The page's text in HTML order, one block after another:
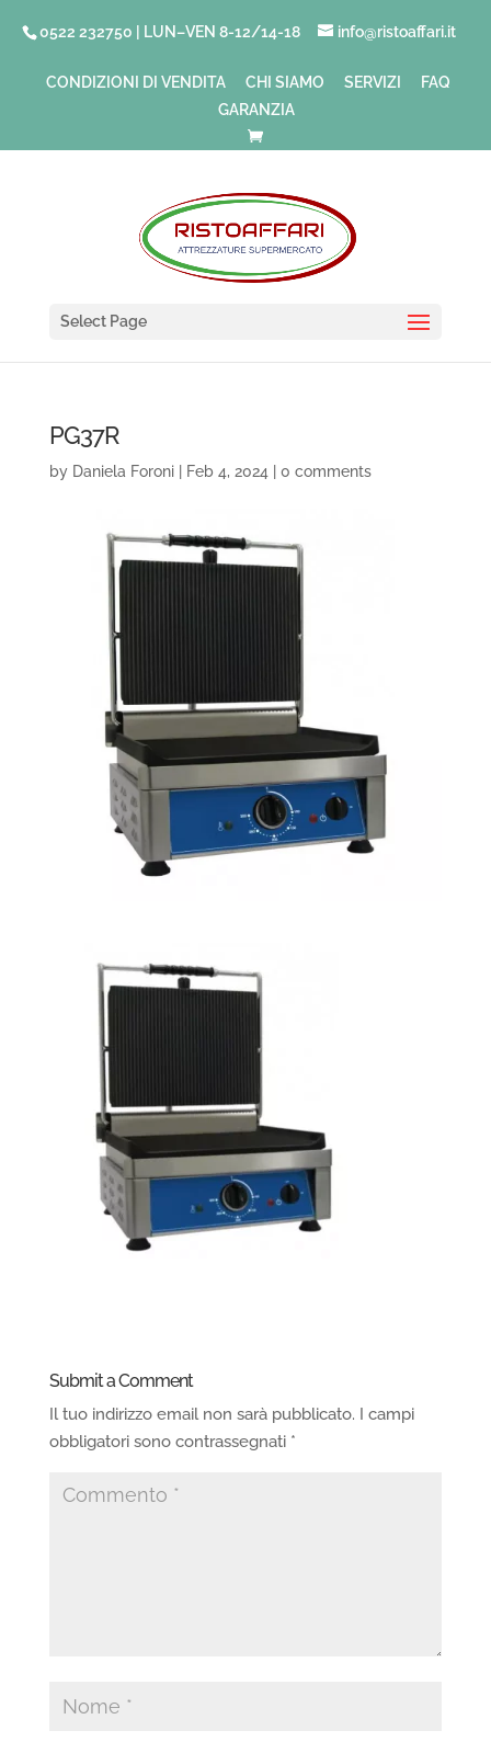
0522 232750 | LUN–VEN 8-12/14-18 info@ristoaffari.it
CONDIZIONI DI VENDITA CHI SIAMO SERVIZI
FAQ
GARANZIA
Select Page
PG37R
by Daniela Foroni| Feb 4, 2024 0 comments
Submit a Comment
Il tuo indirizzo email non sarà pubblicato.
I campi
obbligatori sono contrassegnati *